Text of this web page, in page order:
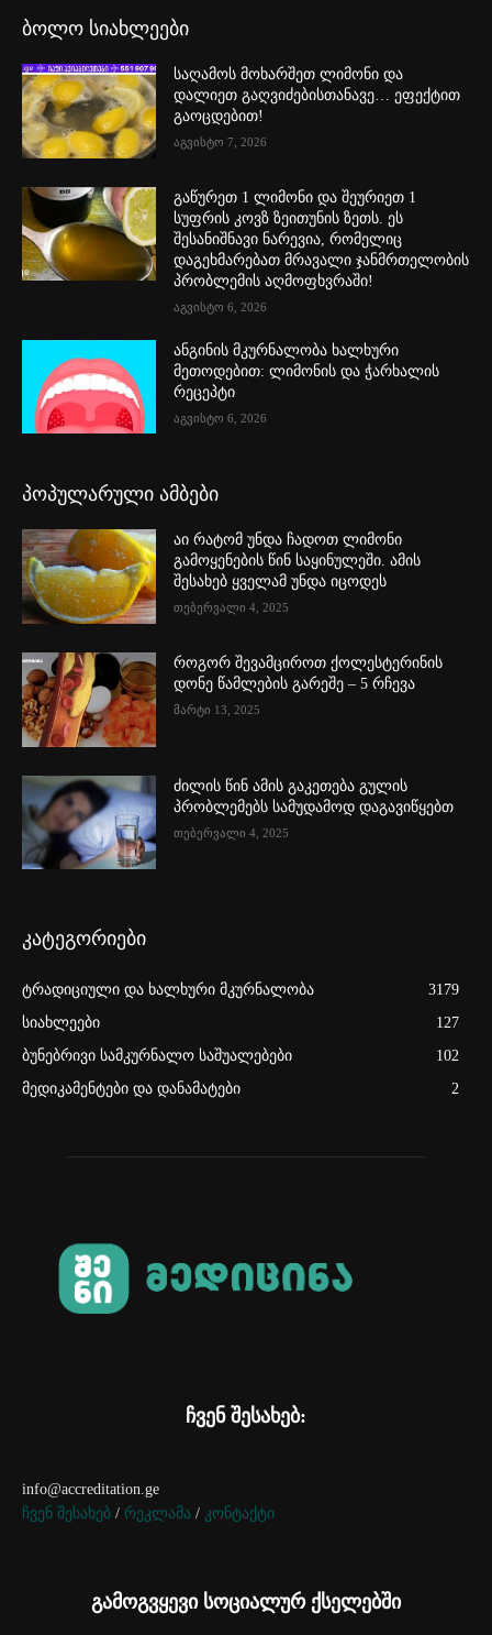
ბოლო სიახლეები
საღამოს მოხარშეთ ლიმონი და
დალიეთ გაღვიძებისთანავე… ეფექტით
გაოცდებით!
აგვისტო 7, 2026
გაწურეთ 1 ლიმონი და შეურიეთ 1
სუფრის კოვზ ზეითუნის ზეთს. ეს
შესანიშნავი ნარევია, რომელიც
დაგეხმარებათ მრავალი ჯანმრთელობის
პრობლემის აღმოფხვრაში!
აგვისტო 6, 2026
ანგინის მკურნალობა ხალხური
მეთოდებით: ლიმონის და ჭარხალის
რეცეპტი
აგვისტო 6, 2026
პოპულარული ამბები
აი რატომ უნდა ჩადოთ ლიმონი
გამოყენების წინ საყინულეში. ამის
შესახებ ყველამ უნდა იცოდეს
თებერვალი 4, 2025
როგორ შევამციროთ ქოლესტერინის
დონე წამლების გარეშე – 5 რჩევა
მარტი 13, 2025
ძილის წინ ამის გაკეთება გულის
პრობლემებს სამუდამოდ დაგავიწყებთ
თებერვალი 4, 2025
კატეგორიები
ტრადიციული და ხალხური მკურნალობა
3179
სიახლეები
127
ბუნებრივი სამკურნალო საშუალებები
102
მედიკამენტები და დანამატები
2
ჩვენ შესახებ:
info@accreditation.ge
ჩვენ შესახებ / რეკლამა / კონტაქტი
გამოგვყევი სოციალურ ქსელებში